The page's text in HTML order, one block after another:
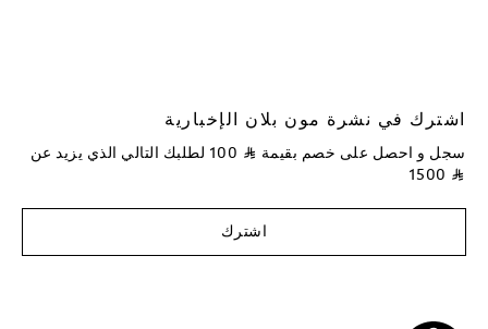
اشترك في نشرة مون بلان الإخبارية
سجل و احصل على خصم بقيمة ⃁
لطلبك التالي الذي يزيد عن
⃁
اشترك